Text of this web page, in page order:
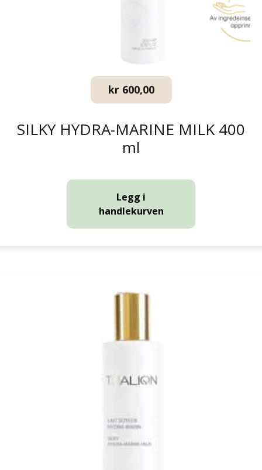
kr600,00
SILKY HYDRA-MARINE MILK 400
ml
Legg i
handlekurven